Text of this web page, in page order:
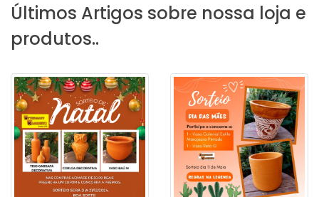
Últimos Artigos sobre nossa loja e
produtos..